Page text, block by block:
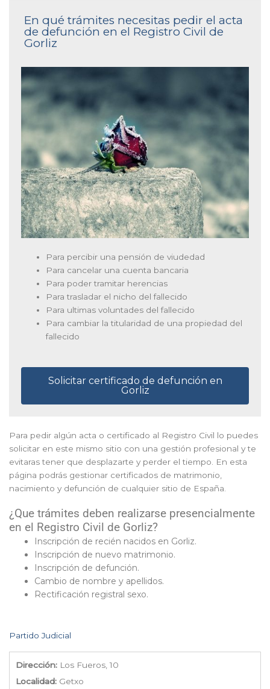
En qué trámites necesitas pedir el acta
de defunción en el Registro Civil de
Gorliz
Para percibir una pensión de viudedad
Para cancelar una cuenta bancaria
Para poder tramitar herencias
Para trasladar el nicho del fallecido
Para ultimas voluntades del fallecido
Para cambiar la titularidad de una propiedad del
fallecido
Solicitar certificado de defunción en
Gorliz
Para pedir algún acta o certificado al Registro Civil lo puedes
solicitar en este mismo sitio con una gestión profesional y te
evitaras tener que desplazarte y perder el tiempo. En esta
página podrás gestionar certificados de matrimonio,
nacimiento y defunción de cualquier sitio de España.
¿Que trámites deben realizarse presencialmente
en el Registro Civil de Gorliz?
Inscripción de recién nacidos en Gorliz.
Inscripción de nuevo matrimonio.
Inscripción de defunción.
Cambio de nombre y apellidos.
Rectificación registral sexo.
Partido Judicial
Dirección: Los Fueros, 10
Localidad: Getxo